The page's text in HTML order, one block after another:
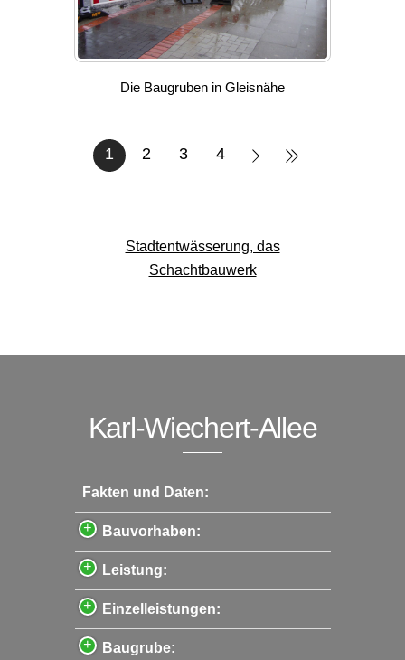
Die Baugruben in Gleisnähe
1 2 3 4
Stadtentwässerung, das
Schachtbauwerk
Karl-Wiechert-Allee
Fakten und Daten:
Bauvorhaben:
Leistung:
Einzelleistungen:
Baugrube: